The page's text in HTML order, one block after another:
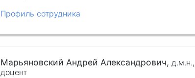
Профиль сотрудника
Марьяновский Андрей Александрович, д.м.н.,
доцент